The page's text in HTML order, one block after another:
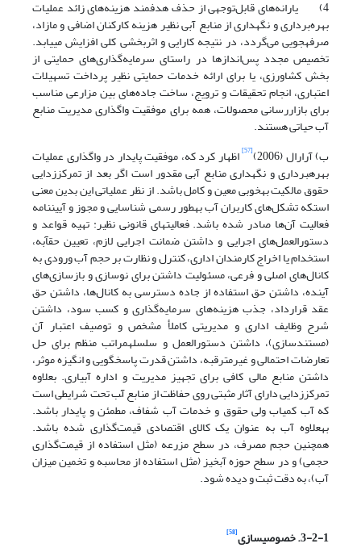
4) یارانه‌های قابل‌توجهی از حذف هدفمند هزینه‌های زائد عملیات
بهره‌برداری و نگهداری از منابع آبی نظیر هزینه کارکنان اضافی و مازاد،
صرفه‏جویی می‌گردد، در نتیجه کارایی و اثربخشی کلی افزایش می‏یابد.
تخصیص مجدد پس‌انداز‌ها در راستای سرمایه‌گذاری‌های حمایتی از
بخش کشاورزی، یا برای ارائه خدمات حمایتی نظیر پرداخت تسهیلات
اعتباری، انجام تحقیقات و ترویج، ساخت جاده‌های بین مزارعی مناسب
برای بازاررسانی محصولات، همه برای موفقیت واگذاری مدیریت منابع
آب حیاتی هستند.
ب) آرارال (2006)
[57] اظهار کرد که، موفقیت پایدار در واگذاری عملیات
بهره‏برداری و نگهداری منابع آبی مقدور است اگر بعد از تمرکززدایی
حقوق مالکیت به‏خوبی معین و کامل باشد. از نظر عملیاتی این بدین معنی
است‏که تشکل‌های کاربران آب به‏طور رسمی شناسایی و مجوز و آیین‏نامه
فعالیت آن‌ها صادر شده باشد. فعالیت‏های قانونی نظیر: تهیه قواعد و
دستورالعمل‌های اجرایی و داشتن ضمانت اجرایی لازم، تعیین حق‏آبه،
استخدام یا اخراج کارمندان اداری، کنترل و نظارت بر حجم آب ورودی به
کانال‌های اصلی و فرعی، مسئولیت داشتن برای نوسازی و بازسازی‌های
آینده، داشتن حق استفاده از جاده دسترسی به کانال‌ها، داشتن حق
عقد قرارداد، جذب هزینه‌های سرمایه‌گذاری و کسب سود، داشتن
شرح وظایف اداری و مدیریتی کاملأ مشخص و توصیف اعتبار آن
(مستندسازی)، داشتن دستورالعمل و سلسله‏مراتب منظم برای حل
تعارضات احتمالی و غیرمترقبه، داشتن قدرت پاسخگویی و انگیزه موثر،
داشتن منابع مالی کافی برای تجهیز مدیریت و اداره آبیاری. بعلاوه
تمرکززدایی دارای آثار مثبتی روی حفاظت از منابع آّب تحت شرایطی است
که آب کمیاب ولی حقوق و خدمات آب شفاف، مطمئن و پایدار باشد.
به‏علاوه آب به عنوان یک کالای اقتصادی قیمت‌گذاری شده باشد.
هم‏چنین حجم مصرف، در سطح مزرعه (مثل استفاده از قیمت‌گذاری
حجمی) و در سطح حوزه آبخیز (مثل استفاده از محاسبه و تخمین میزان
آب)، به دقت ثبت و دیده شود.
3-2-1. خصوصی‏سازی [58]